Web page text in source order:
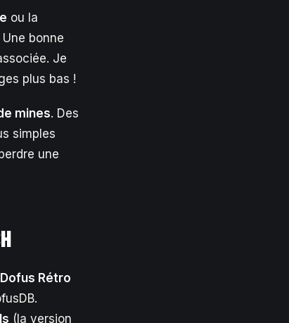
ou la
bonne
Je
plus bas !
mines. Des
simples
une
Dofus Rétro
(la version